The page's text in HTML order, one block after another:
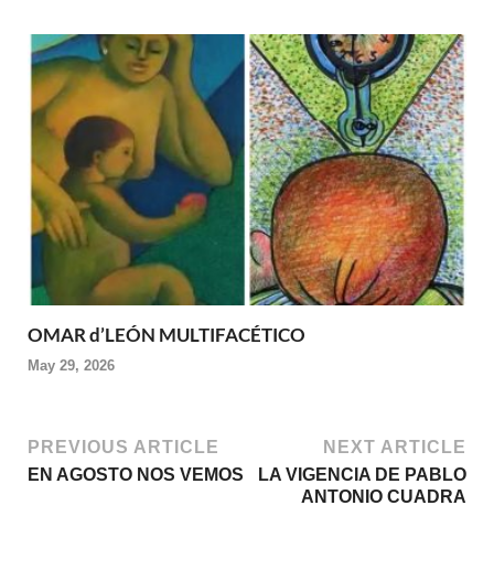
OMAR d’LEÓN MULTIFACÉTICO
May 29, 2026
PREVIOUS ARTICLE
EN AGOSTO NOS VEMOS
NEXT ARTICLE
LA VIGENCIA DE PABLO
ANTONIO CUADRA